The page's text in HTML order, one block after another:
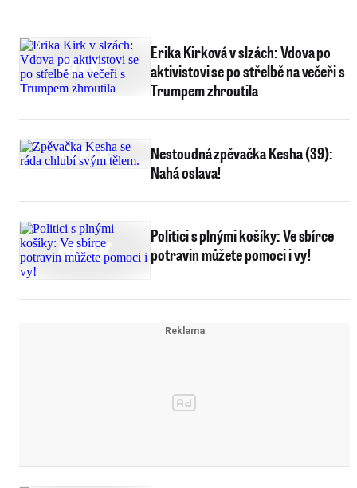
Erika Kirková v slzách: Vdova po
aktivistovi se po střelbě na večeři s
Trumpem zhroutila
Nestoudná zpěvačka Kesha (39):
Nahá oslava!
Politici s plnými košíky: Ve sbírce
potravin můžete pomoci i vy!